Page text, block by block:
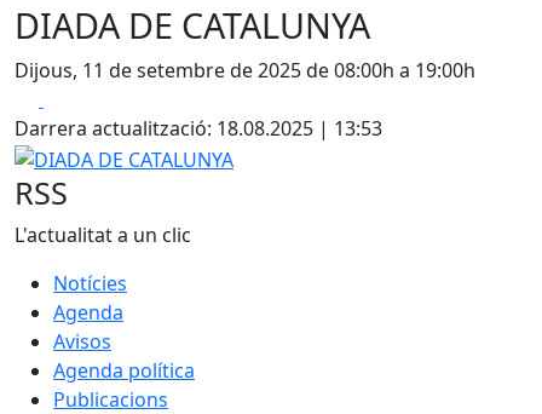
DIADA DE CATALUNYA
Dijous, 11 de setembre de 2025 de 08:00h a 19:00h
Darrera actualització: 18.08.2025 | 13:53
DIADA DE CATALUNYA
RSS
L'actualitat a un clic
Notícies
Agenda
Avisos
Agenda política
Publicacions